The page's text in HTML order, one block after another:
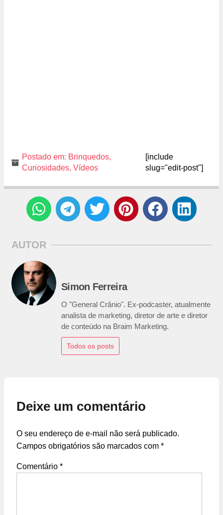
Postado em: Brinquedos,
Curiosidades, Vídeos
[include
slug="edit-post"]
AUTOR
Simon Ferreira
O "General Crânio". Ex-podcaster, atualmente
analista de marketing, diretor de arte e diretor
de conteúdo na Braim Marketing.
Todos os posts
Deixe um comentário
O seu endereço de e-mail não será publicado.
Campos obrigatórios são marcados com *
Comentário *